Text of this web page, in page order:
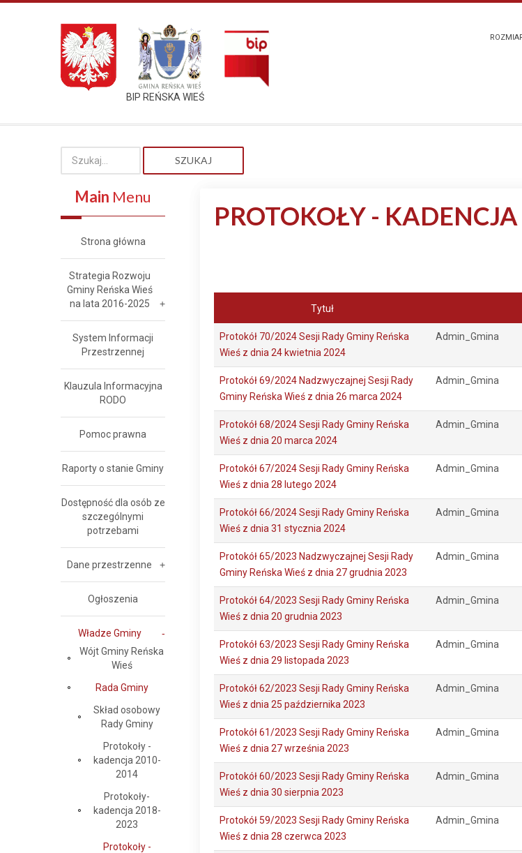
BIP REŃSKA WIEŚ
SZUKAJ
PROTOKOŁY -
Tytuł
Protokół 70/2024 Sesji Rady Gminy Reńska
Wieś z dnia 24 kwietnia 2024
Admin_Gmina
Protokół 69/2024 Nadzwyczajnej Sesji Rady
Gminy Reńska Wieś z dnia 26 marca 2024
Admin_Gmina
Protokół 68/2024 Sesji Rady Gminy Reńska
Wieś z dnia 20 marca 2024
Admin_Gmina
Protokół 67/2024 Sesji Rady Gminy Reńska
Wieś z dnia 28 lutego 2024
Admin_Gmina
Protokół 66/2024 Sesji Rady Gminy Reńska
Wieś z dnia 31 stycznia 2024
Admin_Gmina
Protokół 65/2023 Nadzwyczajnej Sesji Rady
Gminy Reńska Wieś z dnia 27 grudnia 2023
Admin_Gmina
Protokół 64/2023 Sesji Rady Gminy Reńska
Wieś z dnia 20 grudnia 2023
Admin_Gmina
Protokół 63/2023 Sesji Rady Gminy Reńska
Wieś z dnia 29 listopada 2023
Admin_Gmina
Protokół 62/2023 Sesji Rady Gminy Reńska
Wieś z dnia 25 października 2023
Admin_Gmina
Protokół 61/2023 Sesji Rady Gminy Reńska
Wieś z dnia 27 września 2023
Admin_Gmina
Protokół 60/2023 Sesji Rady Gminy Reńska
Wieś z dnia 30 sierpnia 2023
Admin_Gmina
Protokół 59/2023 Sesji Rady Gminy Reńska
Wieś z dnia 28 czerwca 2023
Admin_Gmina
Main Menu
Strona główna
Strategia Rozwoju
Gminy Reńska Wieś
na lata 2016-2025
System Informacji
Przestrzennej
Klauzula Informacyjna
RODO
Pomoc prawna
Raporty o stanie Gminy
Dostępność dla osób ze
szczególnymi
potrzebami
Dane przestrzenne
Ogłoszenia
Władze Gminy
Wójt Gminy Reńska
Wieś
Rada Gminy
Skład osobowy
Rady Gminy
Protokoły -
kadencja 2010-
2014
Protokoły-
kadencja 2018-
2023
Protokoły -